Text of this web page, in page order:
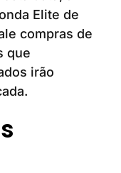
Elite de
compras de
que
irão